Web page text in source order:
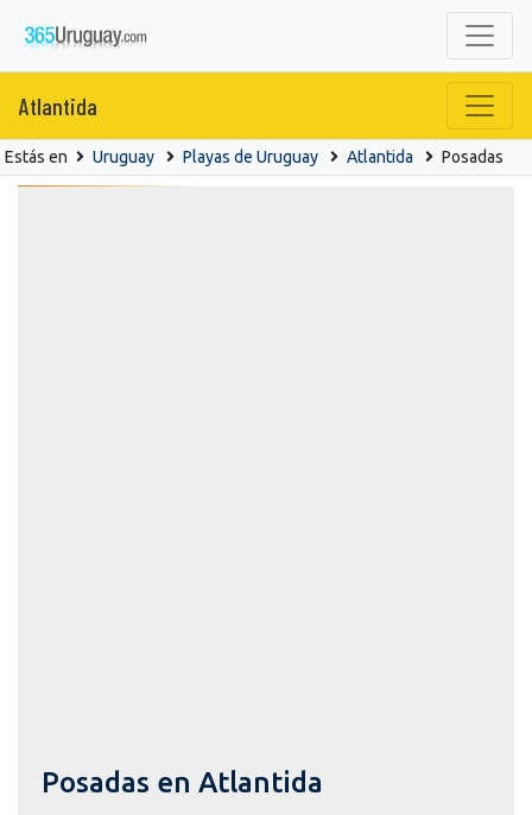
Atlantida
Estás en Uruguay Playas de Uruguay Atlantida Posadas
Posadas en Atlantida